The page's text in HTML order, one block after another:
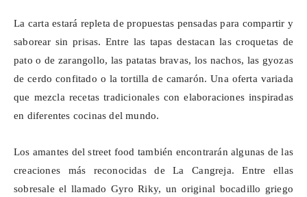
La carta estará repleta de propuestas pensadas para compartir y
saborear sin prisas. Entre las tapas destacan las croquetas de
pato o de zarangollo, las patatas bravas, los nachos, las gyozas
de cerdo confitado o la tortilla de camarón. Una oferta variada
que mezcla recetas tradicionales con elaboraciones inspiradas
en diferentes cocinas del mundo.
Los amantes delstreet food también encontrarán algunas de las
creaciones más reconocidas de La Cangreja. Entre ellas
sobresale el llamado Gyro Riky, un original bocadillo griego